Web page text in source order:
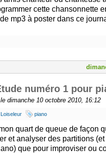
cette chansonnette
mp3 à poster dans ce
numéro 1 pour
dimanche 10 octobre 2010, 16:12
piano
quart de queue de façon
et analyser des partitions
que pour improviser ou